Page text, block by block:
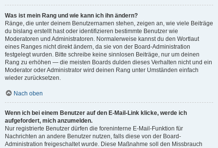
Was ist mein Rang und wie kann ich ihn ändern?
Ränge, die unter deinem Benutzernamen stehen, zeigen an, wie viele Beiträge
du bislang erstellt hast oder identifizieren bestimmte Benutzer wie
Moderatoren und Administratoren. Normalerweise kannst du den Wortlaut
eines Ranges nicht direkt ändern, da sie von der Board-Administration
festgelegt wurden. Bitte schreibe keine sinnlosen Beiträge, nur um deinen
Rang zu erhöhen — die meisten Boards dulden dieses Verhalten nicht und ein
Moderator oder Administrator wird deinen Rang unter Umständen einfach
wieder zurücksetzen.
Nach oben
Wenn ich bei einem Benutzer auf den E-Mail-Link klicke, werde ich
aufgefordert, mich anzumelden.
Nur registrierte Benutzer dürfen die foreninterne E-Mail-Funktion für
Nachrichten an andere Benutzer nutzen, falls diese von der Board-
Administration freigeschaltet wurde. Diese Maßnahme soll den Missbrauch